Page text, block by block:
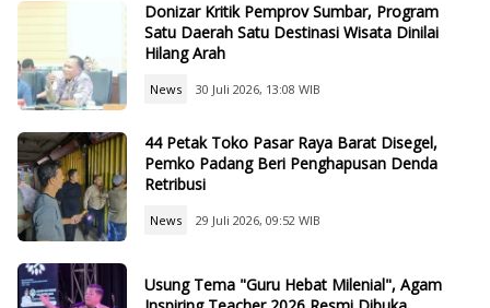
Donizar Kritik Pemprov Sumbar, Program
Satu Daerah Satu Destinasi Wisata Dinilai
Hilang Arah
News 30 Juli 2026, 13:08 WIB
44 Petak Toko Pasar Raya Barat Disegel,
Pemko Padang Beri Penghapusan Denda
Retribusi
News 29 Juli 2026, 09:52 WIB
Usung Tema "Guru Hebat Milenial", Agam